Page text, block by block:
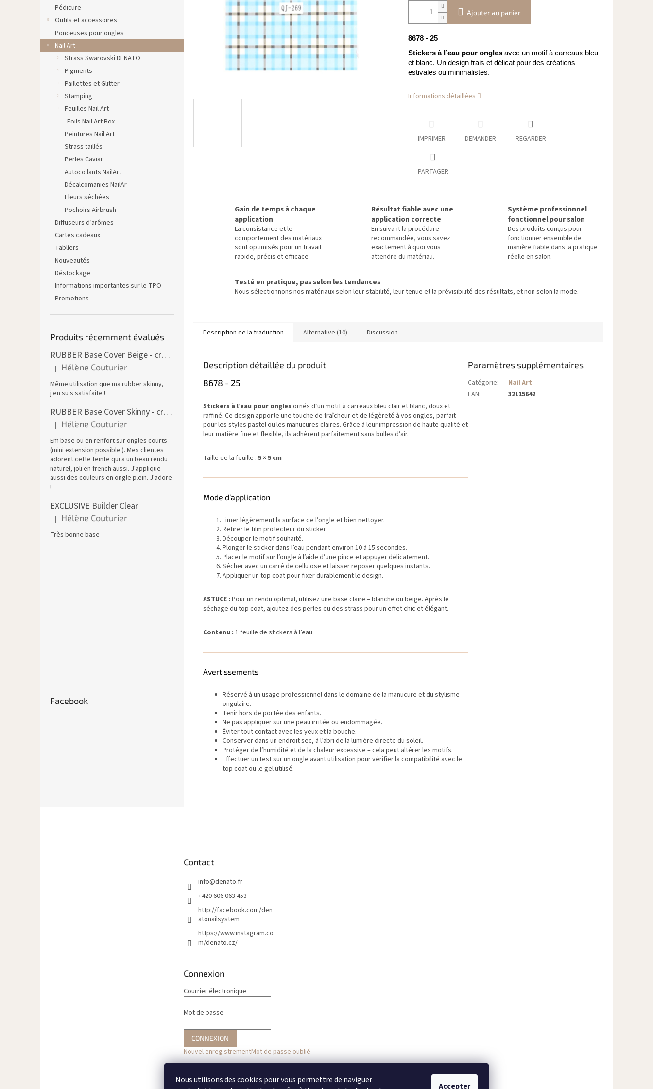
Nous utilisons des cookies pour vous permettre de naviguer
Accepter
Pédicure
Outils et accessoires
Ponceuses pour ongles
Nail Art
Strass Swarovski DENATO
Pigments
Paillettes et Glitter
Stamping
Feuilles Nail Art
Foils Nail Art Box
Peintures Nail Art
Strass taillés
Perles Caviar
Autocollants NailArt
Décalcomanies NailAr
Fleurs séchées
Pochoirs Airbrush
Diffuseurs d’arômes
Cartes cadeaux
Tabliers
Nouveautés
Déstockage
Informations importantes sur le TPO
Promotions
Produits récemment évalués
RUBBER Base Cover Beige - creuset 30 ml
L'évaluation du produit est de 5 sur 5 étoiles.
| Hélène Couturier
Même utilisation que ma rubber skinny,
j'en suis satisfaite !
RUBBER Base Cover Skinny - creuset 30 g
L'évaluation du produit est de 5 sur 5 étoiles.
| Hélène Couturier
Em base ou en renfort sur ongles courts
(mini extension possible ). Mes clientes
adorent cette teinte qui a un beau rendu
naturel, joli en french aussi. J'applique
aussi des couleurs en ongle plein. J'adore
!
EXCLUSIVE Builder Clear
L'évaluation du produit est de 5 sur 5 étoiles.
| Hélène Couturier
Très bonne base
Facebook
Ajouter au panier
8678 - 25
Stickers à l’eau pour onglesavec un motif à carreaux bleu
et blanc. Un design frais et délicat pour des créations
estivales ou minimalistes.
Informations détaillées
IMPRIMER DEMANDER REGARDER
PARTAGER
Gain de temps à chaque
application
La consistance et le
comportement des matériaux
sont optimisés pour un travail
rapide, précis et efficace.
Résultat fiable avec une
application correcte
En suivant la procédure
recommandée, vous savez
exactement à quoi vous
attendre du matériau.
Système professionnel
fonctionnel pour salon
Des produits conçus pour
fonctionner ensemble de
manière fiable dans la pratique
réelle en salon.
Testé en pratique, pas selon les tendances
Nous sélectionnons nos matériaux selon leur stabilité, leur tenue et la prévisibilité des résultats, et non selon la mode.
Description de la traduction Alternative (10) Discussion
Description détaillée du produit
8678 - 25
Stickers à l’eau pour ongles ornés d’un motif à carreaux bleu clair et blanc, doux et
raffiné. Ce design apporte une touche de fraîcheur et de légèreté à vos ongles, parfait
pour les styles pastel ou les manucures claires. Grâce à leur impression de haute qualité et
leur matière fine et flexible, ils adhèrent parfaitement sans bulles d’air.
Taille de la feuille : 5 × 5 cm
Mode d’application
Limer légèrement la surface de l’ongle et bien nettoyer.
Retirer le film protecteur du sticker.
Découper le motif souhaité.
Plonger le sticker dans l’eau pendant environ 10 à 15 secondes.
Placer le motif sur l’ongle à l’aide d’une pince et appuyer délicatement.
Sécher avec un carré de cellulose et laisser reposer quelques instants.
Appliquer un top coat pour fixer durablement le design.
ASTUCE : Pour un rendu optimal, utilisez une base claire – blanche ou beige. Après le
séchage du top coat, ajoutez des perles ou des strass pour un effet chic et élégant.
Contenu : 1 feuille de stickers à l’eau
Avertissements
Réservé à un usage professionnel dans le domaine de la manucure et du stylisme
ongulaire.
Tenir hors de portée des enfants.
Ne pas appliquer sur une peau irritée ou endommagée.
Éviter tout contact avec les yeux et la bouche.
Conserver dans un endroit sec, à l’abri de la lumière directe du soleil.
Protéger de l’humidité et de la chaleur excessive – cela peut altérer les motifs.
Effectuer un test sur un ongle avant utilisation pour vérifier la compatibilité avec le
top coat ou le gel utilisé.
Paramètres supplémentaires
Catégorie:
Nail Art
EAN: 32115642
Contact
info@denato.fr
+420 606 063 453
http://facebook.com/den
atonailsystem
https://www.instagram.co
m/denato.cz/
Connexion
Courrier électronique
Mot de passe
CONNEXION
Nouvel enregistrementMot de passe oublié